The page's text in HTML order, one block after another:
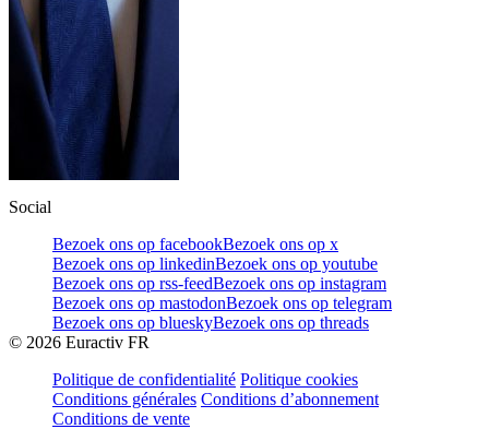
Social
Bezoek ons op facebookBezoek ons op x
Bezoek ons op linkedinBezoek ons op youtube
Bezoek ons op rss-feedBezoek ons op instagram
Bezoek ons op mastodonBezoek ons op telegram
Bezoek ons op blueskyBezoek ons op threads
© 2026 Euractiv FR
Politique de confidentialité Politique cookies
Conditions générales Conditions d’abonnement
Conditions de vente